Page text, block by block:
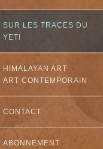
SUR LES TRACES DU
YETI
HIMALAYAN ART
ART CONTEMPORAIN
CONTACT
ABONNEMENT